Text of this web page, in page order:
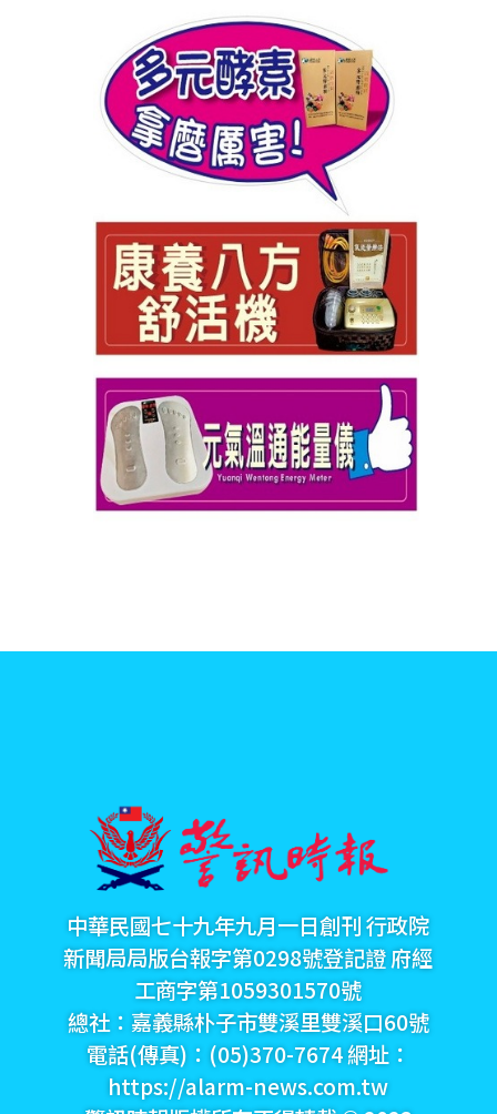
中華民國七十九年九月一日創刊 行政院
新聞局局版台報字第0298號登記證 府經
工商字第1059301570號
總社：嘉義縣朴子市雙溪里雙溪口60號
電話(傳真)：(05)370-7674 網址：
https://alarm-news.com.tw